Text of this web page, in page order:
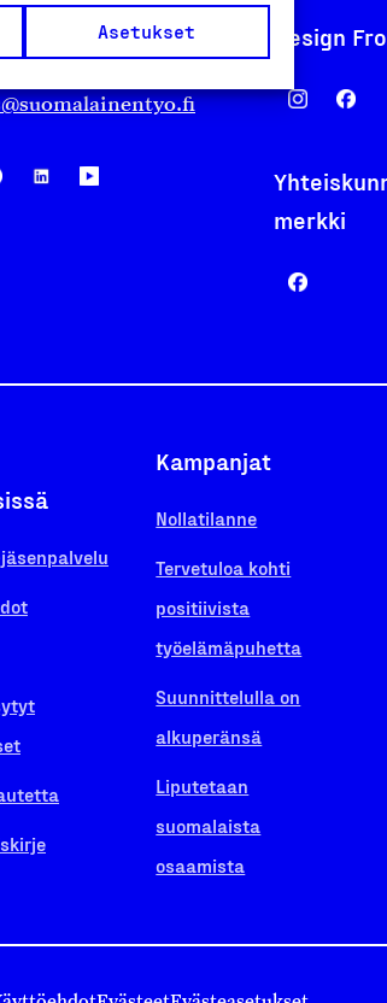
Asetukset Design
merkki
Kampanjat
Nollatilanne
Tervetuloa kohti
positiivista
työelämäpuhetta
Suunnittelulla on
alkuperänsä
Liputetaan
suomalaista
osaamista